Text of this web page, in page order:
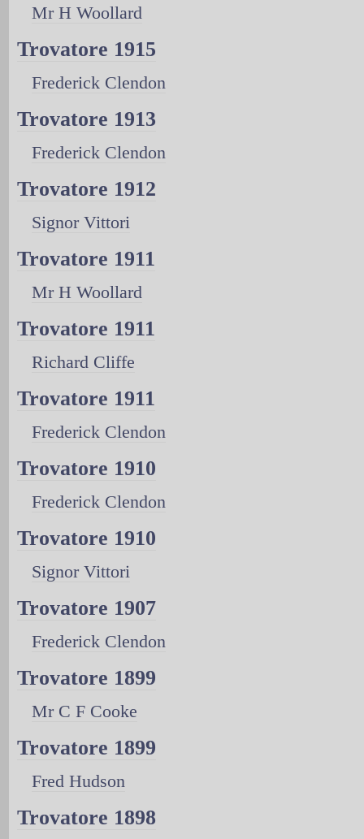
Mr H Woollard
Trovatore 1915
Frederick Clendon
Trovatore 1913
Frederick Clendon
Trovatore 1912
Signor Vittori
Trovatore 1911
Mr H Woollard
Trovatore 1911
Richard Cliffe
Trovatore 1911
Frederick Clendon
Trovatore 1910
Frederick Clendon
Trovatore 1910
Signor Vittori
Trovatore 1907
Frederick Clendon
Trovatore 1899
Mr C F Cooke
Trovatore 1899
Fred Hudson
Trovatore 1898